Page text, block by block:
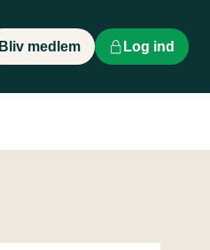
Bliv medlem Log ind